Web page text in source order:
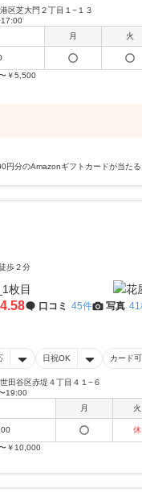
区芝大門２丁目１−１３
月
火
￥5,500
円分のAmazonギフトカードが当たる
歩２分
4.58 口コミ 45件 写真 41
日祝OK カード可
田谷区赤堤４丁目４１−６
19:00
月
火
休
￥10,000